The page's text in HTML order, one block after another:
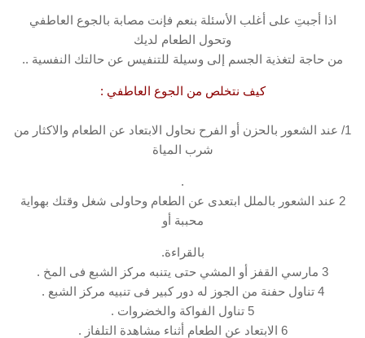
اذا أجبتِ على أغلب الأسئلة بنعم فإنت مصابة بالجوع العاطفي
وتحول الطعام لديك
من حاجة لتغذية الجسم إلى وسيلة للتنفيس عن حالتك النفسية ..
كيف نتخلص من الجوع العاطفي :
1/ عند الشعور بالحزن أو الفرح نحاول الابتعاد عن الطعام والاكثار من
شرب المياة
.
2 عند الشعور بالملل ابتعدى عن الطعام وحاولى شغل وقتك بهواية
محببة أو
بالقراءة.
3 مارسي القفز أو المشي حتى يتنبه مركز الشبع فى المخ .
4 تناول حفنة من الجوز له دور كبير فى تنبيه مركز الشبع .
5 تناول الفواكة والخضروات .
6 الابتعاد عن الطعام أثناء مشاهدة التلفاز .